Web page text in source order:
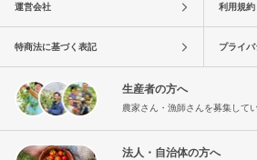
運営会社 利用規約
特商法に基づく表記 プライ
生産者の方へ
農家さん・漁師さんを募集して
法人・自治体の方へ